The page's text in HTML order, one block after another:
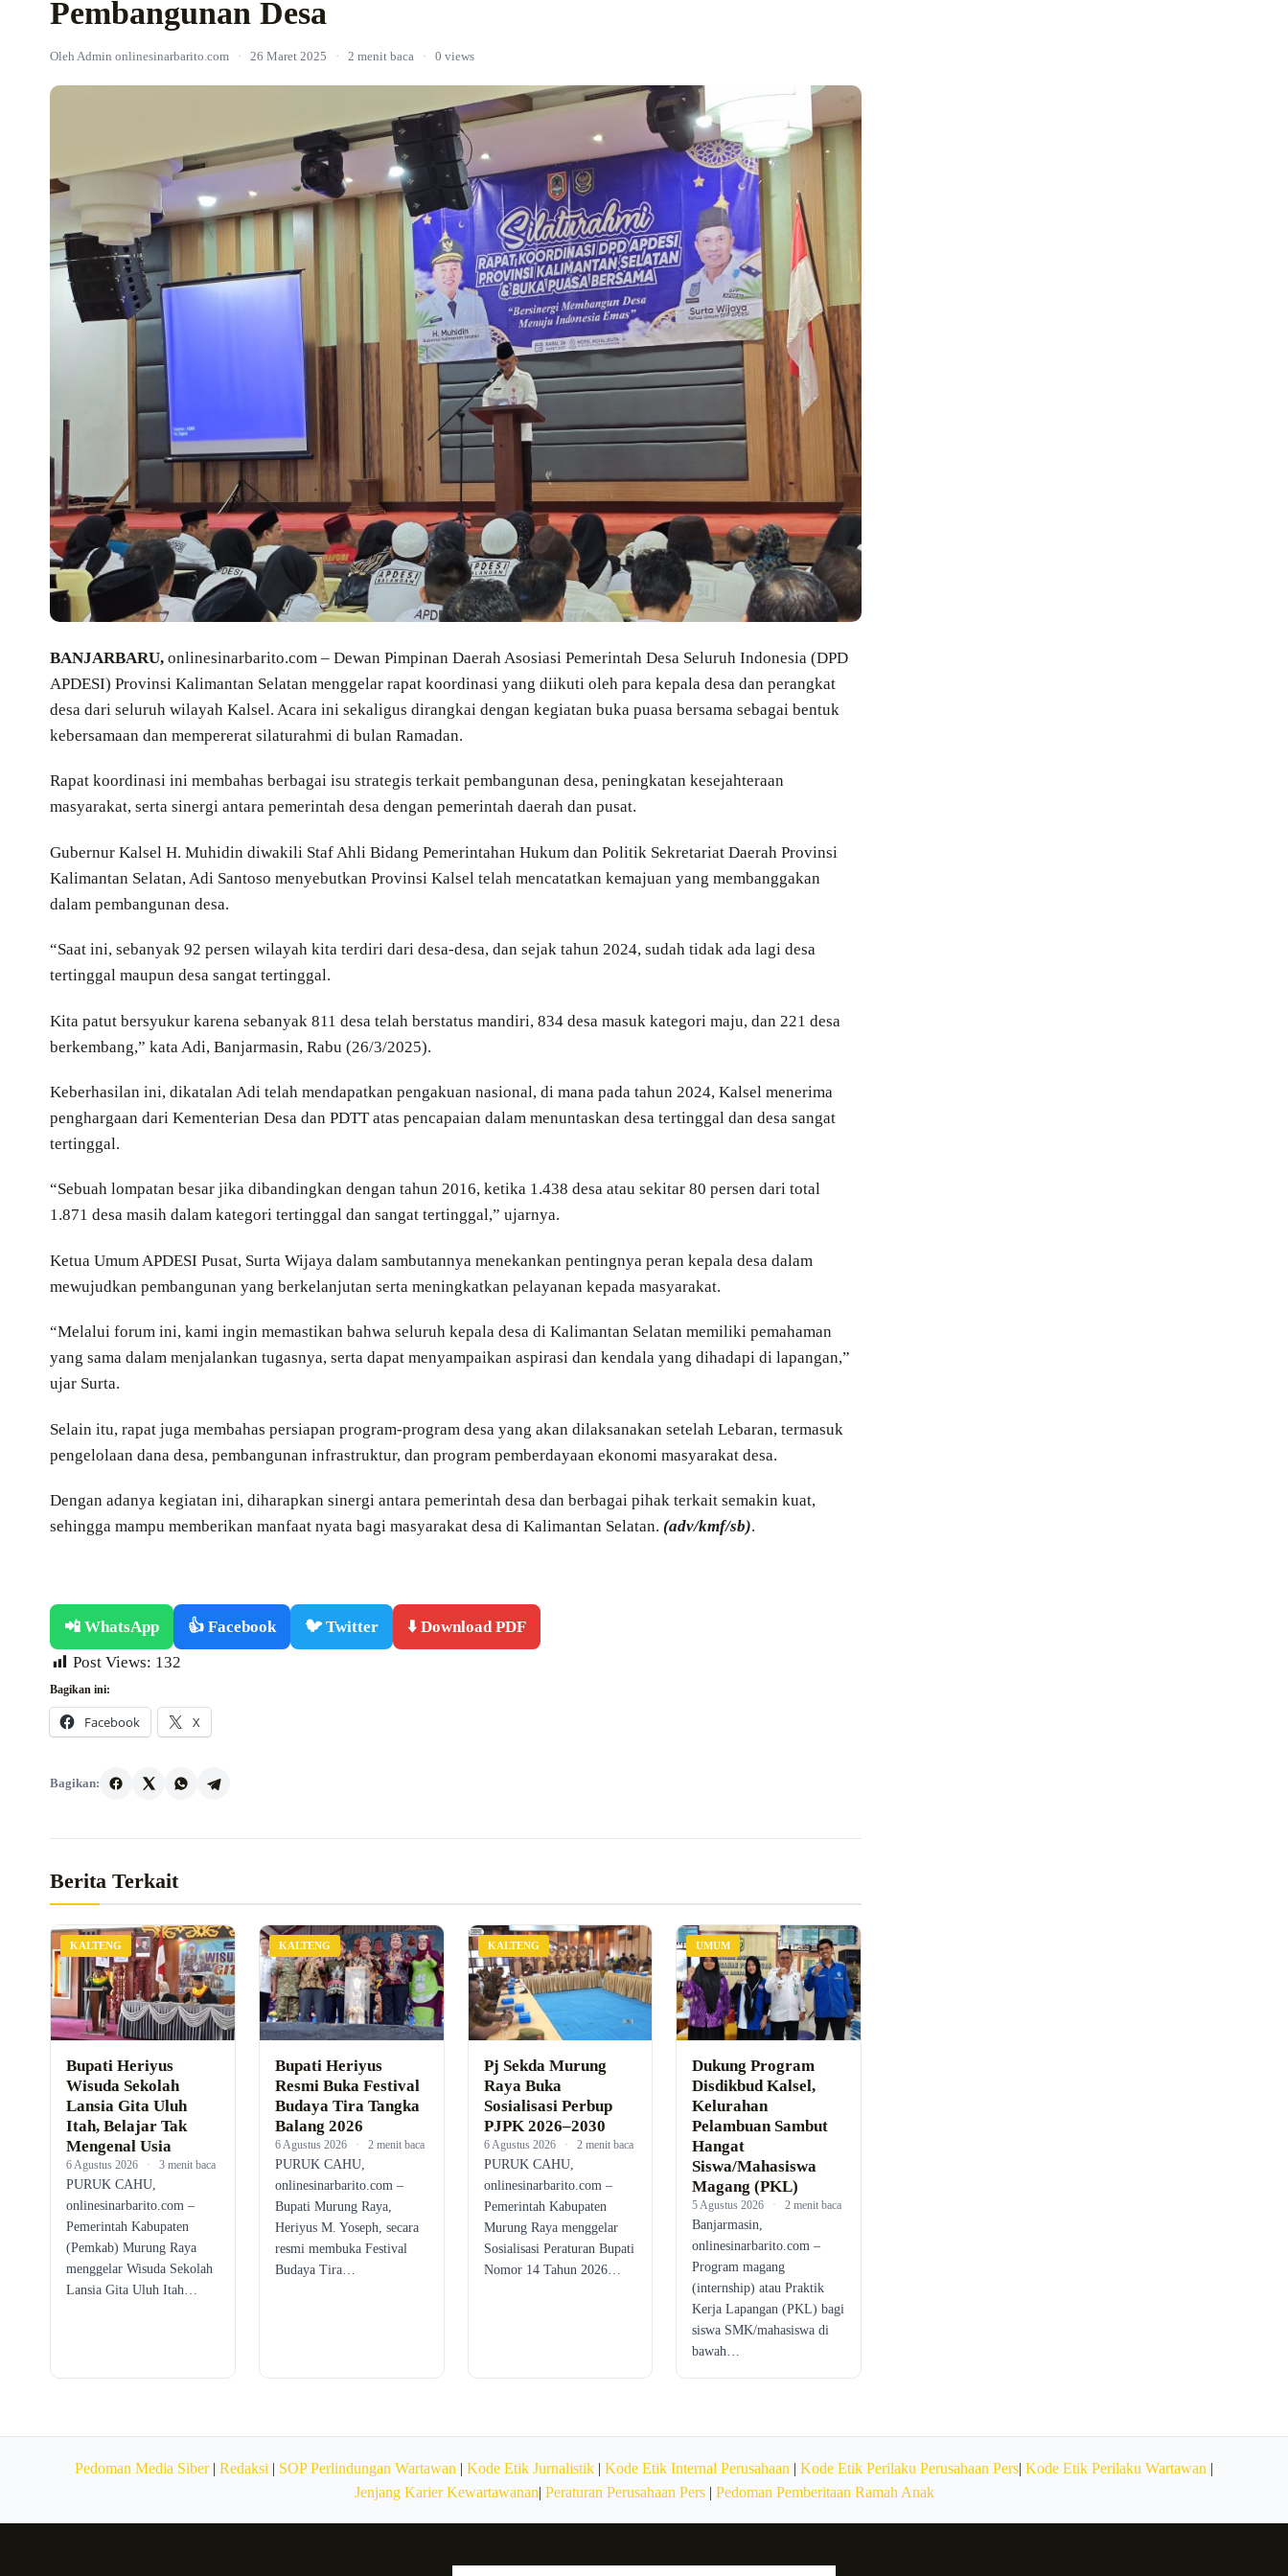
Pembangunan Desa
Oleh Admin onlinesinarbarito.com · 26 Maret 2025 · 2 menit baca · 0 views
BANJARBARU, onlinesinarbarito.com – Dewan Pimpinan Daerah Asosiasi Pemerintah Desa Seluruh Indonesia (DPD
APDESI) Provinsi Kalimantan Selatan menggelar rapat koordinasi yang diikuti oleh para kepala desa dan perangkat
desa dari seluruh wilayah Kalsel. Acara ini sekaligus dirangkai dengan kegiatan buka puasa bersama sebagai bentuk
kebersamaan dan mempererat silaturahmi di bulan Ramadan.
Rapat koordinasi ini membahas berbagai isu strategis terkait pembangunan desa, peningkatan kesejahteraan
masyarakat, serta sinergi antara pemerintah desa dengan pemerintah daerah dan pusat.
Gubernur Kalsel H. Muhidin diwakili Staf Ahli Bidang Pemerintahan Hukum dan Politik Sekretariat Daerah Provinsi
Kalimantan Selatan, Adi Santoso menyebutkan Provinsi Kalsel telah mencatatkan kemajuan yang membanggakan
dalam pembangunan desa.
“Saat ini, sebanyak 92 persen wilayah kita terdiri dari desa-desa, dan sejak tahun 2024, sudah tidak ada lagi desa
tertinggal maupun desa sangat tertinggal.
Kita patut bersyukur karena sebanyak 811 desa telah berstatus mandiri, 834 desa masuk kategori maju, dan 221 desa
berkembang,” kata Adi, Banjarmasin, Rabu (26/3/2025).
Keberhasilan ini, dikatalan Adi telah mendapatkan pengakuan nasional, di mana pada tahun 2024, Kalsel menerima
penghargaan dari Kementerian Desa dan PDTT atas pencapaian dalam menuntaskan desa tertinggal dan desa sangat
tertinggal.
“Sebuah lompatan besar jika dibandingkan dengan tahun 2016, ketika 1.438 desa atau sekitar 80 persen dari total
1.871 desa masih dalam kategori tertinggal dan sangat tertinggal,” ujarnya.
Ketua Umum APDESI Pusat, Surta Wijaya dalam sambutannya menekankan pentingnya peran kepala desa dalam
mewujudkan pembangunan yang berkelanjutan serta meningkatkan pelayanan kepada masyarakat.
“Melalui forum ini, kami ingin memastikan bahwa seluruh kepala desa di Kalimantan Selatan memiliki pemahaman
yang sama dalam menjalankan tugasnya, serta dapat menyampaikan aspirasi dan kendala yang dihadapi di lapangan,”
ujar Surta.
Selain itu, rapat juga membahas persiapan program-program desa yang akan dilaksanakan setelah Lebaran, termasuk
pengelolaan dana desa, pembangunan infrastruktur, dan program pemberdayaan ekonomi masyarakat desa.
Dengan adanya kegiatan ini, diharapkan sinergi antara pemerintah desa dan berbagai pihak terkait semakin kuat,
sehingga mampu memberikan manfaat nyata bagi masyarakat desa di Kalimantan Selatan. (adv/kmf/sb).
📲 WhatsApp 👍 Facebook 🐦 Twitter
⬇️ Download PDF
Post Views: 132
Bagikan ini:
Facebook X
Bagikan:
Berita Terkait
KALTENG
Bupati Heriyus
Wisuda Sekolah
Lansia Gita Uluh
Itah, Belajar Tak
Mengenal Usia
6 Agustus 2026 · 3 menit baca
PURUK CAHU,
onlinesinarbarito.com –
Pemerintah Kabupaten
(Pemkab) Murung Raya
menggelar Wisuda Sekolah
Lansia Gita Uluh Itah…
KALTENG
Bupati Heriyus
Resmi Buka Festival
Budaya Tira Tangka
Balang 2026
6 Agustus 2026 · 2 menit baca
PURUK CAHU,
onlinesinarbarito.com –
Bupati Murung Raya,
Heriyus M. Yoseph, secara
resmi membuka Festival
Budaya Tira…
KALTENG
Pj Sekda Murung
Raya Buka
Sosialisasi Perbup
PJPK 2026–2030
6 Agustus 2026 · 2 menit baca
PURUK CAHU,
onlinesinarbarito.com –
Pemerintah Kabupaten
Murung Raya menggelar
Sosialisasi Peraturan Bupati
Nomor 14 Tahun 2026…
UMUM
Dukung Program
Disdikbud Kalsel,
Kelurahan
Pelambuan Sambut
Hangat
Siswa/Mahasiswa
Magang (PKL)
5 Agustus 2026 · 2 menit baca
Banjarmasin,
onlinesinarbarito.com –
Program magang
(internship) atau Praktik
Kerja Lapangan (PKL) bagi
siswa SMK/mahasiswa di
bawah…
Pedoman Media Siber| Redaksi | SOP Perlindungan Wartawan | Kode Etik Jurnalistik | Kode Etik Internal Perusahaan | Kode Etik Perilaku Perusahaan Pers| Kode Etik Perilaku Wartawan |
Jenjang Karier Kewartawanan| Peraturan Perusahaan Pers| Pedoman Pemberitaan Ramah Anak